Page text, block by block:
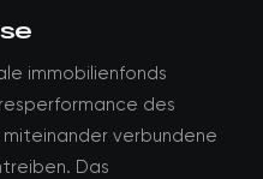
immobilienfonds
des
verbundene
Das